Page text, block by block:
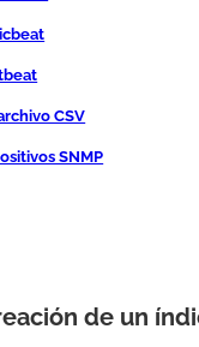
CSV
SNMP
de un